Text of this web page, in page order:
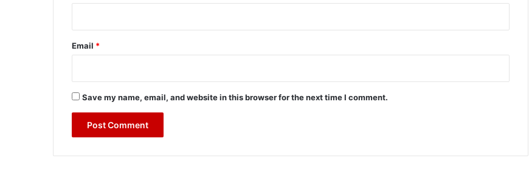
Email *
Save my name, email, and website in this browser for the next time I comment.